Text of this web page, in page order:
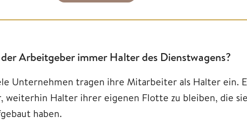
Arbeitgeber immer Halter des Dienstwagens?
Unternehmen tragen ihre Mitarbeiter als Halter ein.
weiterhin Halter ihrer eigenen Flotte zu bleiben, die
haben.